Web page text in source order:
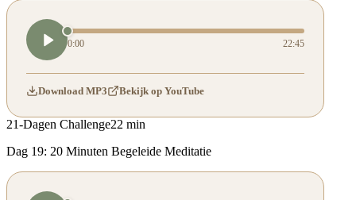
0:00 22:45
Download MP3 Bekijk op YouTube
21-Dagen Challenge22 min
Dag 19: 20 Minuten Begeleide Meditatie